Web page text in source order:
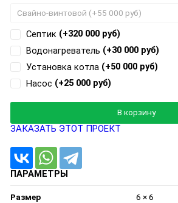
Септик (+320 000 руб)
Водонагреватель (+30 000 руб)
Установка котла (+50 000 руб)
Насос (+25 000 руб)
Добавляется...
В корзину
ЗАКАЗАТЬ ЭТОТ ПРОЕКТ
ПАРАМЕТРЫ
Размер 6 × 6